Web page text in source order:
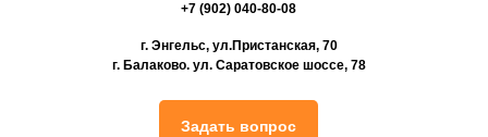
+7 (902) 040-80-08
г. Энгельс, ул.Пристанская, 70
г. Балаково. ул. Саратовское шоссе, 78
Задать вопрос